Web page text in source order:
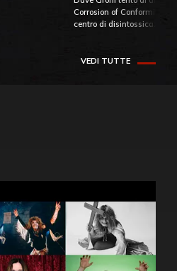
Corrosion of Conformity
centro di
VEDI TUTTE